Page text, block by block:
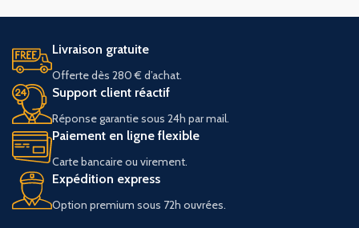
maitrisées : Supérieure aux exigences
des certifications qualitatives en
- Qualité premium : 100 % Résineux
Soyez livré chez vous gratuitement.
Livraison gratuite
Offerte dès 280 € d’achat.
Support client réactif
Réponse garantie sous 24h par mail.
Paiement en ligne flexible
Carte bancaire ou virement.
Expédition express
Option premium sous 72h ouvrées.